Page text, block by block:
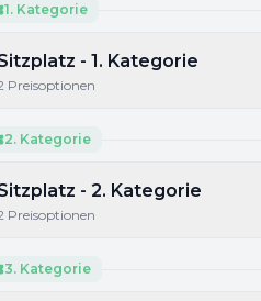
1. Kategorie
- 1. Kategorie
Preisoptionen
2. Kategorie
- 2. Kategorie
Preisoptionen
3. Kategorie